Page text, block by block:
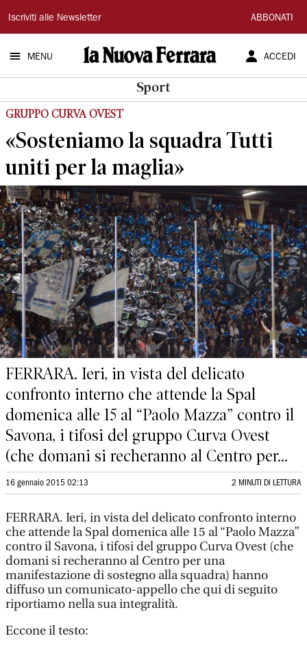
La
Nuova
Ferrara
Iscriviti alle Newsletter ABBONATI
MENU ACCEDI
Sport
GRUPPO CURVA OVEST
«Sosteniamo la squadra Tutti
uniti per la maglia»
FERRARA. Ieri, in vista del delicato
confronto interno che attende la Spal
domenica alle 15 al “Paolo Mazza” contro il
Savona, i tifosi del gruppo Curva Ovest
(che domani si recheranno al Centro per...
16 gennaio 2015 02:13 2 MINUTI DI LETTURA
FERRARA. Ieri, in vista del delicato confronto interno
che attende la Spal domenica alle 15 al “Paolo Mazza”
contro il Savona, i tifosi del gruppo Curva Ovest (che
domani si recheranno al Centro per una
manifestazione di sostegno alla squadra) hanno
diffuso un comunicato-appello che qui di seguito
riportiamo nella sua integralità.
Eccone il testo: